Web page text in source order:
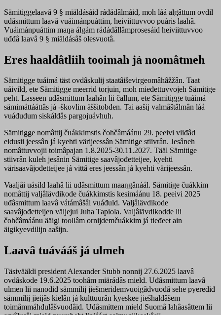
Sämitiggelaavâ 9 § miäldásáid ráđádâlmáid, moh láá algâttum ovdil
uđâsmittum laavâ vuáimánpuáttim, heiviittuvvoo puáris laahâ.
Vuáimánpuáttim maŋa álgám ráđádâllâmprosesáid heiviittuvvoo
uđđâ laavâ 9 § miäldásâš olesvuotâ.
Eres haaldâtliih tooimah já noomâtmeh
Sämitigge tuáimá täst ovdâskulij staatâiševirgeomâhâžžân. Taat
uáivild, ete Sämitigge meerrid torjuin, moh mieđettuvvojeh Sämitige
peht. Lasseen uđâsmittum laahân lii čallum, ete Sämitigge tuáimá
sämimáttááttâs já -škovlim äššitobden. Tai aašij valmâštâlmân láá
vuáđudum siskáldâs pargojuávhuh.
Sämitigge nomâttij čuákkimstis čohčâmáánu 29. peeivi viiđâd
eidusii jeessân já kyehti värijeessân Sämitige stiivrân. Jesâneh
nomâttuvvojii toimâpajan 1.8.2025-30.11.2027. Tääl Sämitige
stiivrân kuleh jesânin Sämitige saavâjođetteijee, kyehti
värisaavâjođetteijee já vittâ eres jeessân já kyehti värijeessân.
Vaaljâi uásild laahâ lii uđâsmittum maaŋgânáál. Sämitige čuákkim
nomâttij valjâlävdikode čuákkimstis kesimáánu 18. peeivi 2025
uđâsmittum laavâ vátámâšâi vuáđuld. Valjâlävdikode
saavâjođetteijen väljejui Juha Tapiola. Valjâlävdikodde lii
čohčâmáánu ääigi toollâm ornijdemčuákkim já tieđeet ain
äigikyevdilijn aašijn.
Laavâ tuávááš já ulmeh
Täsivääldi president Alexander Stubb nonnij 27.6.2025 laavâ
ovdâskode 19.6.2025 toohâm miärádâs mield. Uđâsmittum laavâ
ulmen lii nanodiđ sämmilij jiešmeridemvuoigâdvuođâ sehe pyerediđ
sämmilij jieijâs kielân já kulttuurân kyeskee jiešhaldâšem
toimâmmáhđulâšvuođâid. Uđâsmittem mield Suomâ lahâasâttem lii